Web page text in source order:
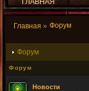
ГЛАВНАЯ
Главная » Форум
Форум
Форум
Новости